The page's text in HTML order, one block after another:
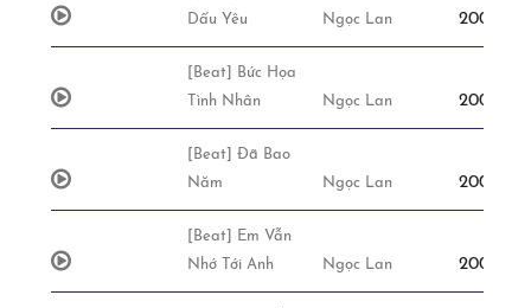
Dấu Yêu
Ngọc Lan
[Beat] Bức Họa
Tình Nhân
Ngọc Lan
[Beat] Đã Bao
Năm
Ngọc Lan
[Beat] Em Vẫn
Nhớ Tới Anh
Ngọc Lan